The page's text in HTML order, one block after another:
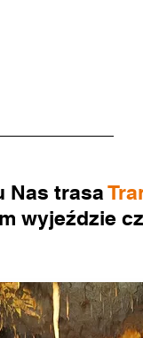
Nas trasa
wyjeździe